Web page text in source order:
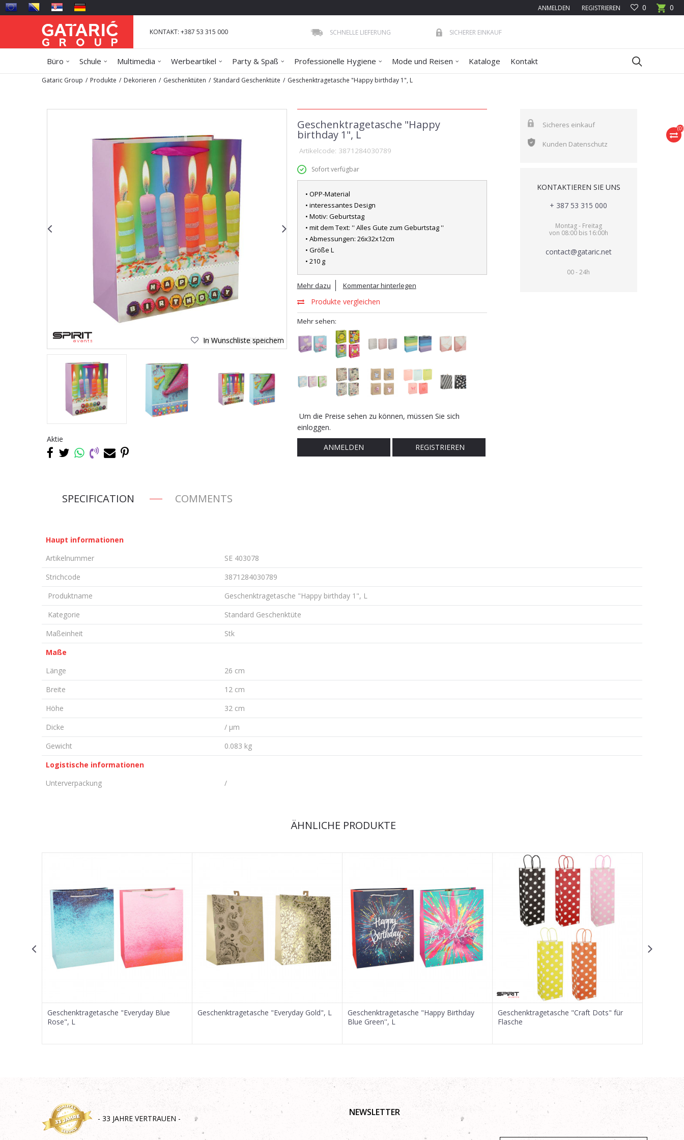
0
0
ANMELDEN REGISTRIEREN
KONTAKT: +387 53 315 000 SCHNELLE LIEFERUNG SICHERER EINKAUF
Büro Schule Multimedia Werbeartikel Party & Spaß Professionelle Hygiene Mode und Reisen Kataloge Kontakt
(0)
Gataric Group Produkte Dekorieren Geschenktüten Standard Geschenktüte Geschenktragetasche "Happy birthday 1", L
In Wunschliste speichern
Aktie
Geschenktragetasche "Happy
birthday 1", L
Artikelcode: 3871284030789
Sofort verfügbar
• OPP-Material
• interessantes Design
• Motiv: Geburtstag
• mit dem Text: '' Alles Gute zum Geburtstag ''
• Abmessungen: 26x32x12cm
• Größe L
• 210 g
Mehr dazu Kommentar hinterlegen
Produkte vergleichen
Mehr sehen:
Um die Preise sehen zu können, müssen Sie sich
einloggen.
ANMELDEN REGISTRIEREN
Sicheres einkauf
Kunden Datenschutz
KONTAKTIEREN SIE UNS
+ 387 53 315 000
Montag - Freitag
von 08:00 bis 16:00h
contact@gataric.net
00 - 24h
SPECIFICATION COMMENTS
Haupt informationen
Artikelnummer
SE 403078
Strichcode
3871284030789
Produktname
Geschenktragetasche "Happy birthday 1", L
Kategorie
Standard Geschenktüte
Maßeinheit
Stk
Maße
Länge
26 cm
Breite
12 cm
Höhe
32 cm
Dicke
/ µm
Gewicht
0.083 kg
Logistische informationen
Unterverpackung
/
Nachricht
ÄHNLICHE PRODUKTE
Geschenktragetasche "Everyday Blue
Rose", L
Geschenktragetasche "Everyday Gold", L
Geschenktragetasche "Happy Birthday
Blue Green'', L
Geschenktragetasche "Craft Dots" für
Flasche
- 33 JAHRE VERTRAUEN -
NEWSLETTER